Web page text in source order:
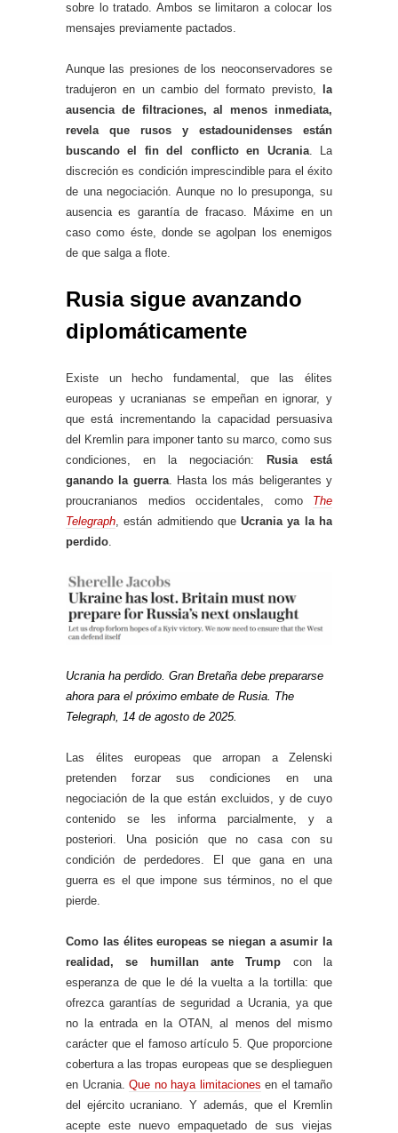
sobre lo tratado. Ambos se limitaron a colocar los
mensajes previamente pactados.
Aunque las presiones de los neoconservadores se
tradujeron en un cambio del formato previsto,
la
ausencia de filtraciones, al menos inmediata,
revela que rusos y estadounidenses están
buscando el fin del conflicto en Ucrania. La
discreción es condición imprescindible para el éxito
de una negociación. Aunque no lo presuponga, su
ausencia es garantía de fracaso. Máxime en un
caso como éste, donde se agolpan los enemigos
de que salga a flote.
Rusia sigue avanzando
diplomáticamente
Existe un hecho fundamental, que las élites
europeas y ucranianas se empeñan en ignorar, y
que está incrementando la capacidad persuasiva
del Kremlin para imponer tanto su marco, como sus
condiciones, en la negociación:
Rusia está
ganando la guerra. Hasta los más beligerantes y
proucranianos medios occidentales, como The
Telegraph, están admitiendo queUcrania ya la ha
perdido.
Ucrania ha perdido. Gran Bretaña debe prepararse
ahora para el próximo embate de Rusia. The
Telegraph, 14 de agosto de 2025.
Las élites europeas que arropan a Zelenski
pretenden forzar sus condiciones en una
negociación de la que están excluidos, y de cuyo
contenido se les informa parcialmente, y a
posteriori. Una posición que no casa con su
condición de perdedores. El que gana en una
guerra es el que impone sus términos, no el que
pierde.
Como las élites europeas se niegan a asumir la
realidad, se humillan ante Trump con la
esperanza de que le dé la vuelta a la tortilla: que
ofrezca garantías de seguridad a Ucrania, ya que
no la entrada en la OTAN, al menos del mismo
carácter que el famoso artículo 5. Que proporcione
cobertura a las tropas europeas que se desplieguen
en Ucrania. Que no haya limitaciones en el tamaño
del ejército ucraniano. Y además, que el Kremlin
acepte este nuevo empaquetado de sus viejas